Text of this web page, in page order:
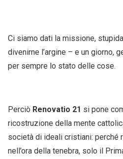
Ci siamo dati la missione,
divenirne l’argine – e un giorno,
per sempre lo stato delle cose.
Perciò Renovatio 21 si pone
ricostruzione della mente
società di ideali cristiani: perché
nell’ora della tenebra, solo il